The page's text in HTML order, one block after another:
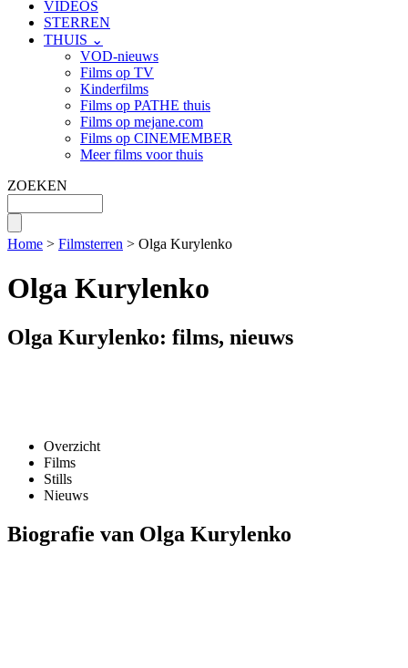
VIDEOS
STERREN
THUIS ⌄
VOD-nieuws
Films op TV
Kinderfilms
Films op PATHE thuis
Films op mejane.com
Films op CINEMEMBER
Meer films voor thuis
ZOEKEN
Home > Filmsterren > Olga Kurylenko
Olga Kurylenko
Olga Kurylenko: films, nieuws
Overzicht
Films
Stills
Nieuws
Biografie van Olga Kurylenko